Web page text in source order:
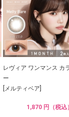
レヴィア ワンマンス カ
ー
[メルティベア]
1,870 円（税込